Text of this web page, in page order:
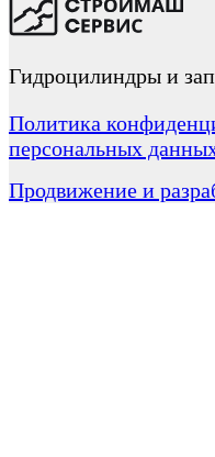
Гидроцилиндры и
Политика
персональных
Продвижение и